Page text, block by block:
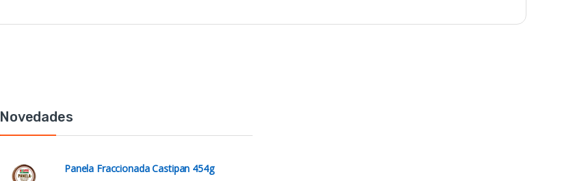
Novedades
Panela Fraccionada Castipan 454g